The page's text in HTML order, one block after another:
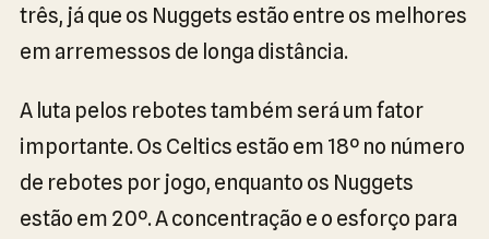
três, já que os Nuggets estão entre os melhores
em arremessos de longa distância.
A luta pelos rebotes também será um fator
importante. Os Celtics estão em 18º no número
de rebotes por jogo, enquanto os Nuggets
estão em 20º. A concentração e o esforço para